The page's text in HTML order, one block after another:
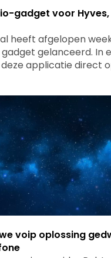
gadget voor
heeft afgelopen
gelanceerd. In
applicatie direct
voip oplossing